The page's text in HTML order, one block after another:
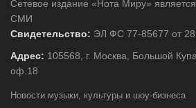
Сетевое издание «Нота Миру»
СМИ
Свидетельство: ЭЛ ФС 77-85677 от
Адрес: 105568, г. Москва, Большой
оф.18
Новости музыки, культуры и шоу-бизнеса